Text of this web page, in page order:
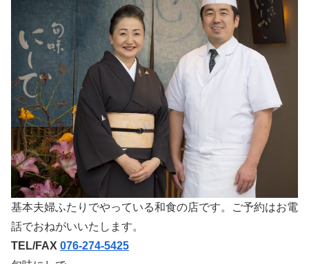
基本夫婦ふたりでやっている和食の店です。ご予約はお電
話でおねがいいたします。
TEL/FAX 076-274-5425